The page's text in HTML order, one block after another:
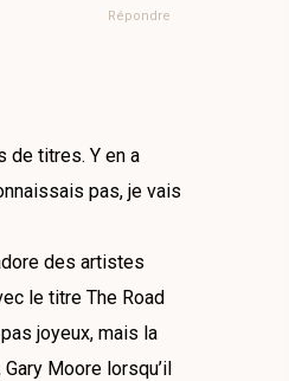
de titres. Y en a
pas, je vais
des artistes
le titre The Road
joyeux, mais la
Moore lorsqu’il
Répondre